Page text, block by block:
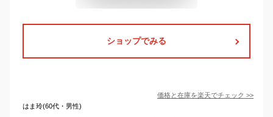
ショップでみる
価格と在庫を楽天でチェック >>
はま玲(60代・男性)